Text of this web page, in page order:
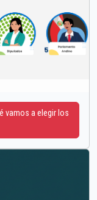
vamos a elegir los